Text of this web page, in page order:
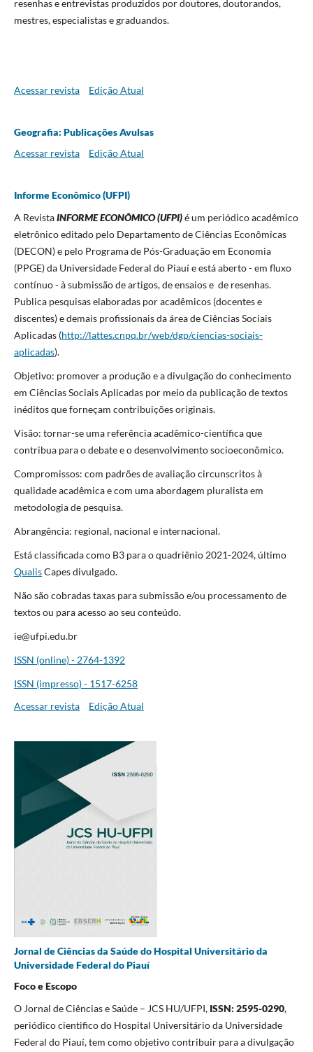
resenhas e entrevistas produzidos por doutores, doutorandos,
mestres, especialistas e graduandos.
Acessar revista Edição Atual
Geografia: Publicações Avulsas
Acessar revista
Edição Atual
Informe Econômico (UFPI)
A RevistaINFORME ECONÔMICO (UFPI)é um periódico acadêmico
eletrônico editado pelo Departamento de Ciências Econômicas
(DECON) e pelo Programa de Pós-Graduação em Economia
(PPGE) da Universidade Federal do Piauí e está aberto - em fluxo
contínuo - à submissão de artigos, de ensaios e de resenhas.
Publica pesquisas elaboradas por acadêmicos (docentes e
discentes) e demais profissionais da área de Ciências Sociais
Aplicadas (http://lattes.cnpq.br/web/dgp/ciencias-sociais-
aplicadas).
Objetivo: promover a produção e a divulgação do conhecimento
em Ciências Sociais Aplicadas por meio da publicação de textos
inéditos que forneçam contribuições originais.
Visão: tornar-se uma referência acadêmico-científica que
contribua para o debate e o desenvolvimento socioeconômico.
Compromissos: com padrões de avaliação circunscritos à
qualidade acadêmica e com uma abordagem pluralista em
metodologia de pesquisa.
Abrangência: regional, nacional e internacional.
Está classificada como B3 para o quadriênio 2021-2024, último
QualisCapes divulgado.
Não são cobradas taxas para submissão e/ou processamento de
textos ou para acesso ao seu conteúdo.
ie@ufpi.edu.br
ISSN (online) - 2764-1392
ISSN (impresso) - 1517-6258
Acessar revista
Edição Atual
Jornal de Ciências da Saúde do Hospital Universitário da
Universidade Federal do Piauí
Foco e Escopo
O Jornal de Ciências e Saúde – JCS HU/UFPI, ISSN: 2595-0290,
periódico cientifico do Hospital Universitário da Universidade
Federal do Piauí, tem como objetivo contribuir para a divulgação